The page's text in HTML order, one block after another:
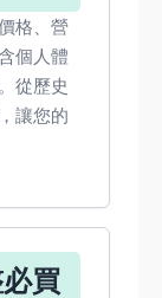
格、營
個人體
從歷史
讓您的
買